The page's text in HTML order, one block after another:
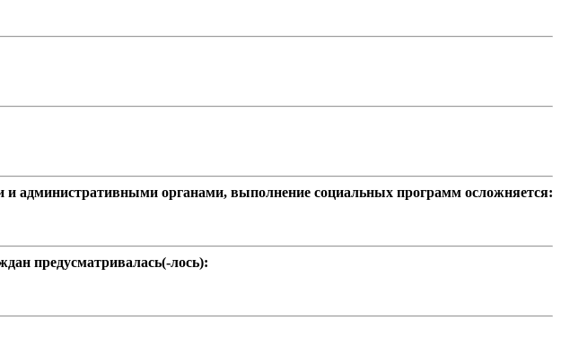
административными органами, выполнение социальных программ осложняется:
предусматривалась(-лось):